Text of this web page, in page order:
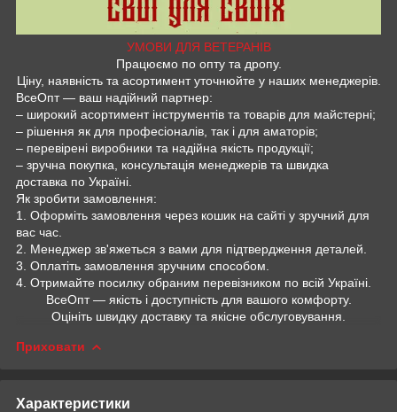
УМОВИ ДЛЯ ВЕТЕРАНІВ
Працюємо по опту та дропу.
Ціну, наявність та асортимент уточнюйте у наших менеджерів.
ВсеОпт — ваш надійний партнер:
– широкий асортимент інструментів та товарів для майстерні;
– рішення як для професіоналів, так і для аматорів;
– перевірені виробники та надійна якість продукції;
– зручна покупка, консультація менеджерів та швидка
доставка по Україні.
Як зробити замовлення:
1. Оформіть замовлення через кошик на сайті у зручний для
вас час.
2. Менеджер зв'яжеться з вами для підтвердження деталей.
3. Оплатіть замовлення зручним способом.
4. Отримайте посилку обраним перевізником по всій Україні.
ВсеОпт — якість і доступність для вашого комфорту.
Оцініть швидку доставку та якісне обслуговування.
Приховати
Характеристики